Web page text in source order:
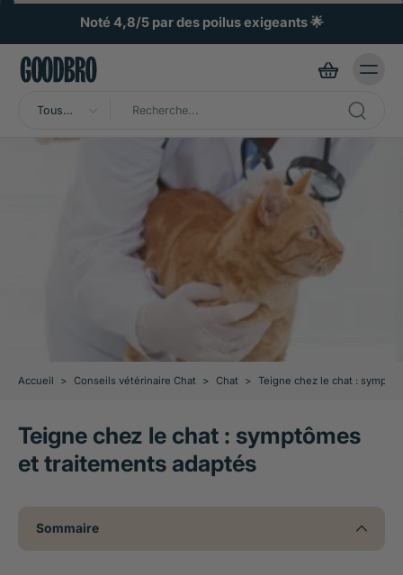
Noté 4,8/5 par des poilus exigeants 🌟
Tous
Accueil > Conseils vétérinaire Chat > Chat > Teigne chez le chat :
Teigne chez le chat : symptômes
et traitements adaptés
Sommaire